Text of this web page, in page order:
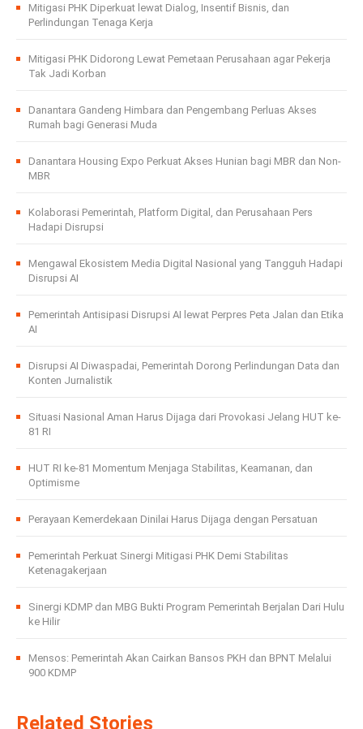
Mitigasi PHK Diperkuat lewat Dialog, Insentif Bisnis, dan
Perlindungan Tenaga Kerja
Mitigasi PHK Didorong Lewat Pemetaan Perusahaan agar Pekerja
Tak Jadi Korban
Danantara Gandeng Himbara dan Pengembang Perluas Akses
Rumah bagi Generasi Muda
Danantara Housing Expo Perkuat Akses Hunian bagi MBR dan Non-
MBR
Kolaborasi Pemerintah, Platform Digital, dan Perusahaan Pers
Hadapi Disrupsi
Mengawal Ekosistem Media Digital Nasional yang Tangguh Hadapi
Disrupsi AI
Pemerintah Antisipasi Disrupsi AI lewat Perpres Peta Jalan dan Etika
AI
Disrupsi AI Diwaspadai, Pemerintah Dorong Perlindungan Data dan
Konten Jurnalistik
Situasi Nasional Aman Harus Dijaga dari Provokasi Jelang HUT ke-
81 RI
HUT RI ke-81 Momentum Menjaga Stabilitas, Keamanan, dan
Optimisme
Perayaan Kemerdekaan Dinilai Harus Dijaga dengan Persatuan
Pemerintah Perkuat Sinergi Mitigasi PHK Demi Stabilitas
Ketenagakerjaan
Sinergi KDMP dan MBG Bukti Program Pemerintah Berjalan Dari Hulu
ke Hilir
Mensos: Pemerintah Akan Cairkan Bansos PKH dan BPNT Melalui
900 KDMP
Related Stories